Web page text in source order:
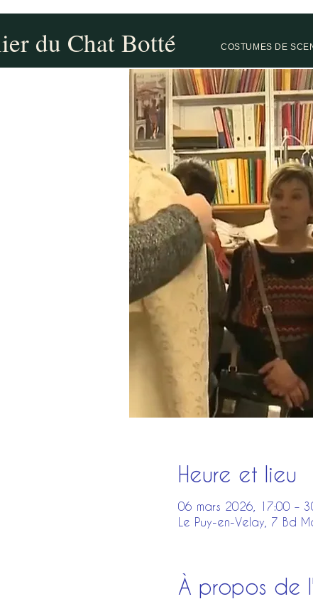
du Chat Botté COSTUMES DE
Heure et lieu
06 mars 2026, 17:00 –
Le Puy-en-Velay, 7 Bd
À propos de